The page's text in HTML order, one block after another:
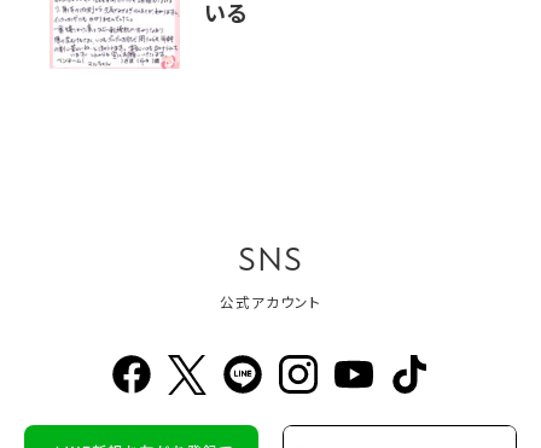
いる
SNS
公式アカウント